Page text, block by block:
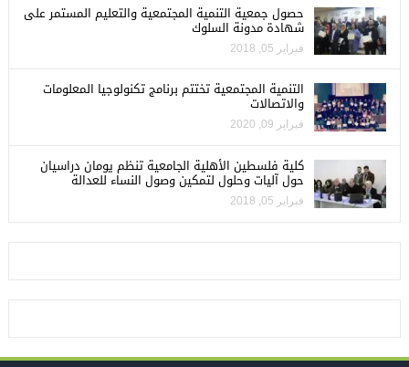
حصول جمعية التنمية المجتمعية والتعليم المستمر على
شهادة مدونة السلوك
فبراير 05, 2018
التنمية المجتمعية تختتم برنامج تكنولوجيا المعلومات
والاتصالات
فبراير 09, 2020
كلية فلسطين الأهلية الجامعية تنظم يومان دراسيان
حول آليات وحلول لتمكين وصول النساء للعدالة
فبراير 05, 2018